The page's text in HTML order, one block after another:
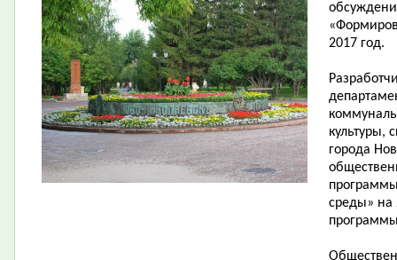
2017 год.
культуры,
города
среды» на